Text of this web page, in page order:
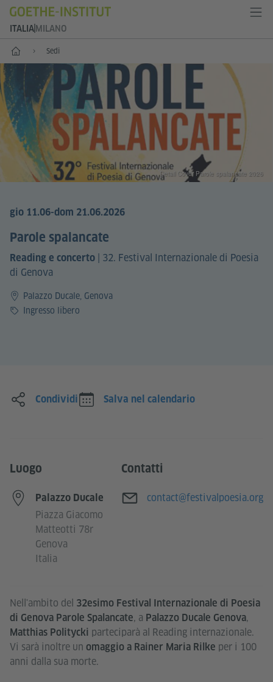
ITALIA MILANO
Home Sedi
gio 11.06-dom 21.06.2026
Parole spalancate
Reading e concerto | 32. Festival Internazionale di Poesia
di Genova
Palazzo Ducale, Genova
PrezzoIngresso libero
Detail Cover Parole spalancate 2026
Nell'ambito del 32esimo Festival Internazionale di Poesia
di Genova Parole Spalancate, a Palazzo Ducale Genova,
Matthias Politycki parteciparà al Reading internazionale.
Vi sarà inoltre un omaggio a Rainer Maria Rilke per i 100
anni dalla sua morte.
Condividi Salva nel calendario
Luogo
Palazzo Ducale
Piazza Giacomo
Matteotti 78r
Genova
Italia
Contatti
Email
contact@festivalpoesia.org